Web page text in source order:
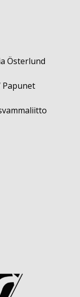
Österlund
Papunet